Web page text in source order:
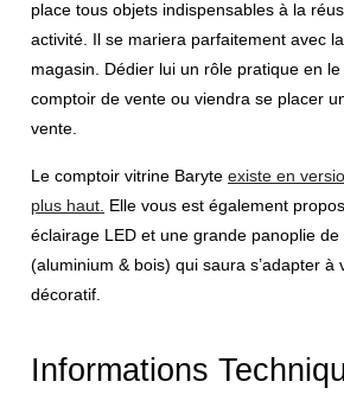
place tous objets indispensables à la
activité. Il se mariera parfaitement avec
magasin. Dédier lui un rôle pratique en
comptoir de vente ou viendra se placer
vente.
Le comptoir vitrine Baryte existe en
plus haut Elle vous est également
éclairage LED et une grande panoplie de
(aluminium & bois) qui saura s’adapter à
décoratif.
Informations